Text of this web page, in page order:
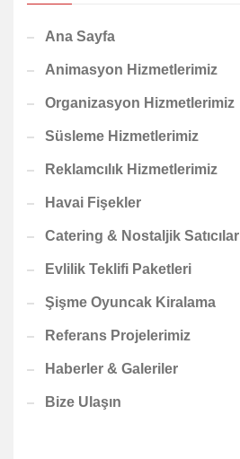
Ana Sayfa
Animasyon Hizmetlerimiz
Organizasyon Hizmetlerimiz
Süsleme Hizmetlerimiz
Reklamcılık Hizmetlerimiz
Havai Fişekler
Catering & Nostaljik Satıcılar
Evlilik Teklifi Paketleri
Şişme Oyuncak Kiralama
Referans Projelerimiz
Haberler & Galeriler
Bize Ulaşın